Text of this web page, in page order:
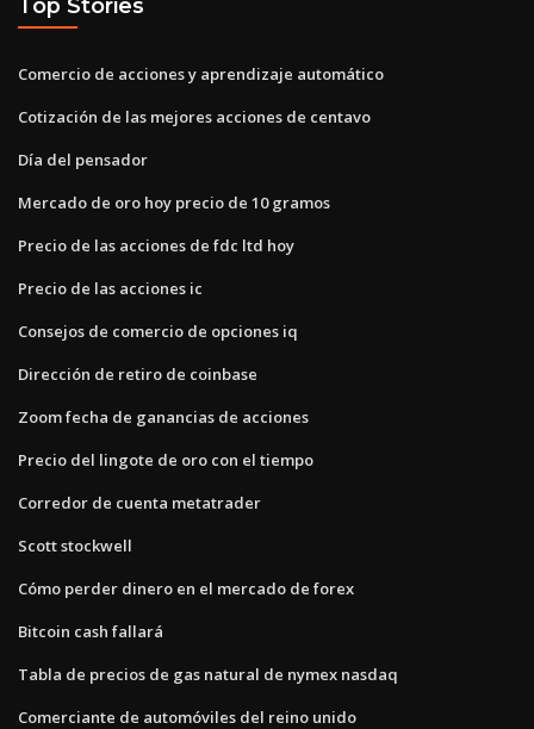
Top Stories
Comercio de acciones y aprendizaje automático
Cotización de las mejores acciones de centavo
Día del pensador
Mercado de oro hoy precio de 10 gramos
Precio de las acciones de fdc ltd hoy
Precio de las acciones ic
Consejos de comercio de opciones iq
Dirección de retiro de coinbase
Zoom fecha de ganancias de acciones
Precio del lingote de oro con el tiempo
Corredor de cuenta metatrader
Scott stockwell
Cómo perder dinero en el mercado de forex
Bitcoin cash fallará
Tabla de precios de gas natural de nymex nasdaq
Comerciante de automóviles del reino unido